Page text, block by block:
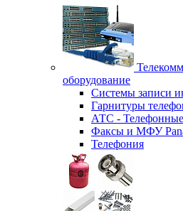
оборудование
Системы записи
Гарнитуры
АТС -
Факсы и МФУ
Телефония